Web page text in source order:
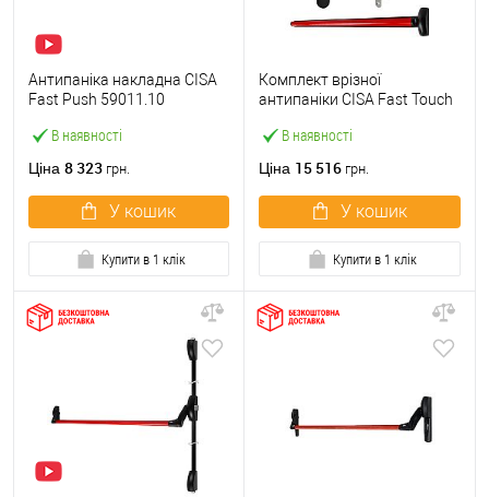
В наявності
Антипаніка накладна CISA
Fast Push 59011.10
штангою 1200 мм червона
Ціна 8 323 грн.
У кошик
Купити в 1 клік
В наявності
Комплект врізної
антипаніки CISA Fast Touch
із замком та ручкою
Ціна 15 516 грн.
У кошик
Купити в 1 клік